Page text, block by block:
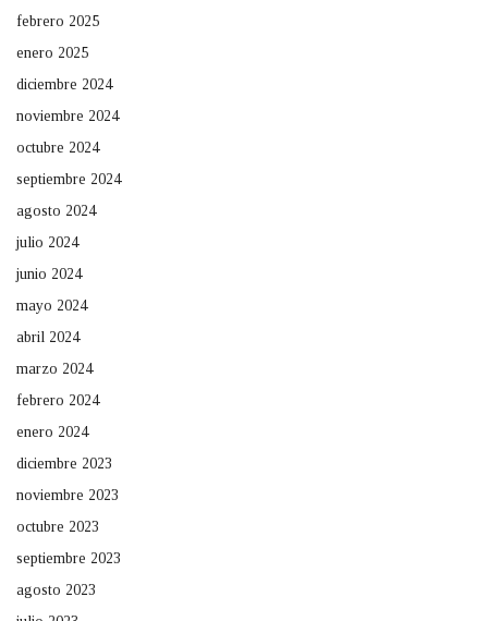
febrero 2025
enero 2025
diciembre 2024
noviembre 2024
octubre 2024
septiembre 2024
agosto 2024
julio 2024
junio 2024
mayo 2024
abril 2024
marzo 2024
febrero 2024
enero 2024
diciembre 2023
noviembre 2023
octubre 2023
septiembre 2023
agosto 2023